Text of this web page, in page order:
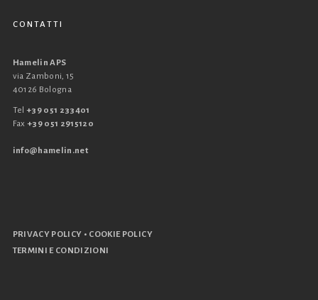
CONTATTI
Hamelin APS
via Zamboni, 15
40126 Bologna
Tel +39 051 233401
Fax +39 051 2915120
info@hamelin.net
PRIVACY POLICY • COOKIE POLICY
TERMINI E CONDIZIONI